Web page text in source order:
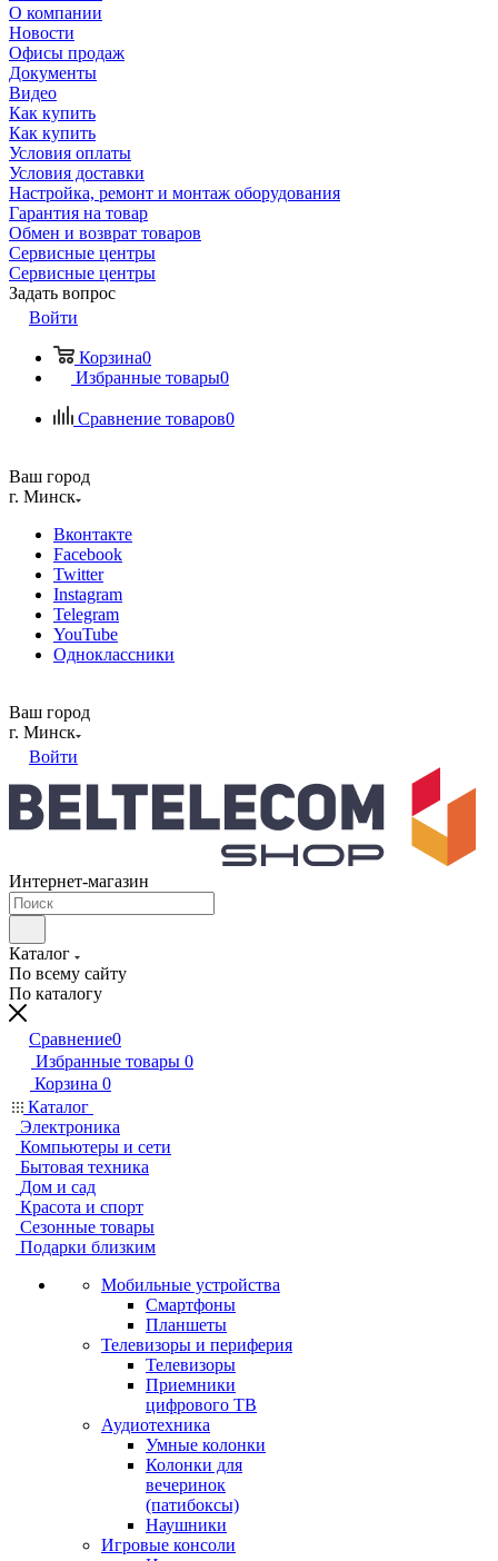
О компании
Новости
Офисы продаж
Документы
Видео
Как купить
Как купить
Условия оплаты
Условия доставки
Настройка, ремонт и монтаж оборудования
Гарантия на товар
Обмен и возврат товаров
Сервисные центры
Сервисные центры
Задать вопрос
Войти
Корзина0
Избранные товары0
Сравнение товаров0
Ваш город
г. Минск
Вконтакте
Facebook
Twitter
Instagram
Telegram
YouTube
Одноклассники
Ваш город
г. Минск
Войти
Интернет-магазин
Каталог
По всему сайту
По каталогу
Сравнение0
Избранные товары 0
Корзина 0
Каталог
Электроника
Компьютеры и сети
Бытовая техника
Дом и сад
Красота и спорт
Сезонные товары
Подарки близким
Мобильные устройства
Смартфоны
Планшеты
Телевизоры и периферия
Телевизоры
Приемники
цифрового ТВ
Аудиотехника
Умные колонки
Колонки для
вечеринок
(патибоксы)
Наушники
Игровые консоли